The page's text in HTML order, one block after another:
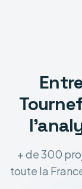
+ de 300
toute la